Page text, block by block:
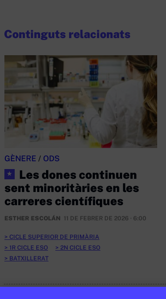
Continguts relacionats
GÈNERE / ODS
★
Les dones continuen
sent minoritàries en les
carreres científiques
ESTHER ESCOLÁN 11 DE FEBRER DE 2026 · 6:00
CICLE SUPERIOR DE PRIMÀRIA
1R CICLE ESO
2N CICLE ESO
BATXILLERAT